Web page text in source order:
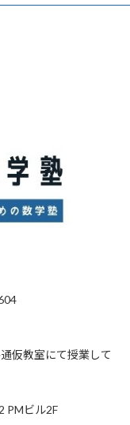
仮教室にて授業して
PMビル2F